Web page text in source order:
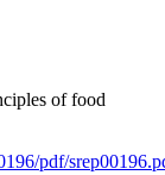
of food
pdf/